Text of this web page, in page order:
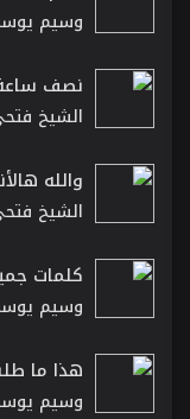
وسيم
الشيخ
الشيخ
وسيم
وسيم